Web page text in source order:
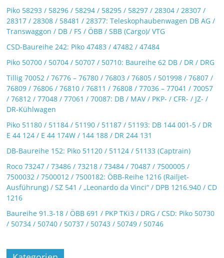
Piko 58293 / 58296 / 58294 / 58295 / 58297 / 28304 / 28307 /
28317 / 28308 / 58481 / 28377: Teleskophaubenwagen DB AG /
Transwaggon / DB / FS / ÖBB / SBB (Cargo)/ VTG
CSD-Baureihe 242: Piko 47483 / 47482 / 47484
Piko 50700 / 50704 / 50707 / 50710: Baureihe 62 DB / DR / DRG
Tillig 70052 / 76776 – 76780 / 76803 / 76805 / 501998 / 76807 /
76809 / 76806 / 76810 / 76811 / 76808 / 77036 – 77041 / 70057
/ 76812 / 77048 / 77061 / 70087: DB / MAV / PKP- / CFR- / JZ- /
DR-Kühlwagen
Piko 51180 / 51184 / 51190 / 51187 / 51193: DB 144 001-5 / DR
E 44 124 / E 44 174W / 144 188 / DR 244 131
DB-Baureihe 152: Piko 51120 / 51124 / 51133 (Captrain)
Roco 73247 / 73486 / 73218 / 73484 / 70487 / 7500005 /
7500032 / 7500012 / 7500182: ÖBB-Reihe 1216 (Railjet-
Ausführung) / SZ 541 / „Leonardo da Vinci“ / DPB 1216.940 / CD
1216
Baureihe 91.3-18 / ÖBB 691 / PKP TKi3 / DRG / CSD: Piko 50730
/ 50734 / 50740 / 50737 / 50743 / 50749 / 50746